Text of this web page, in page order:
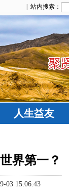
| 站内搜索：
人生益友
界第一？
03 15:06:43